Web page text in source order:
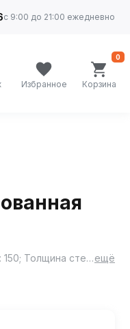
с 9:00 до 21:00 ежедневно
Избранное Корзина
0
Материал: 08ПС ОЦ / Ст3; Дополнительная информация: Этикетка изделия может отличаться от представленной на фото; Диаметр, мм: 50; Длина изделия, мм: 150; Толщина стенок, мм: 1,5ещё